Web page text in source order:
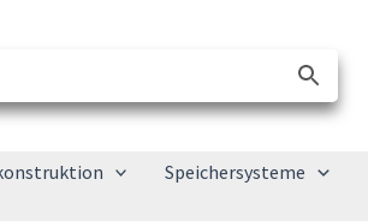
Speichersysteme